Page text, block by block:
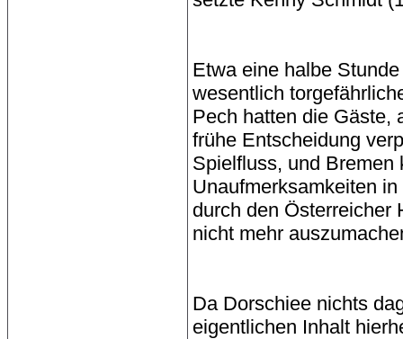
Etwa eine halbe
wesentlich
Pech hatten die Gäste,
frühe Entscheidung
Spielfluss, und Bremen
Unaufmerksamkeiten
durch den Österreicher
nicht mehr
Da Dorschiee nichts
eigentlichen Inhalt